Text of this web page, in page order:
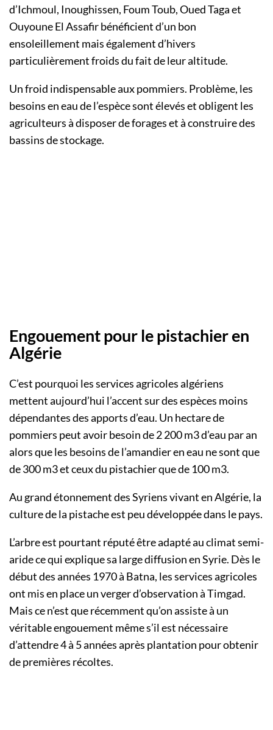
d’Ichmoul, Inoughissen, Foum Toub, Oued Taga et
Ouyoune El Assafir bénéficient d’un bon
ensoleillement mais également d’hivers
particulièrement froids du fait de leur altitude.
Un froid indispensable aux pommiers. Problème, les
besoins en eau de l’espèce sont élevés et obligent les
agriculteurs à disposer de forages et à construire des
bassins de stockage.
Engouement pour le pistachier en
Algérie
C’est pourquoi les services agricoles algériens
mettent aujourd’hui l’accent sur des espèces moins
dépendantes des apports d’eau. Un hectare de
pommiers peut avoir besoin de 2 200 m3 d’eau par an
alors que les besoins de l’amandier en eau ne sont que
de 300 m3 et ceux du pistachier que de 100 m3.
Au grand étonnement des Syriens vivant en Algérie, la
culture de la pistache est peu développée dans le pays.
L’arbre est pourtant réputé être adapté au climat semi-
aride ce qui explique sa large diffusion en Syrie. Dès le
début des années 1970 à Batna, les services agricoles
ont mis en place un verger d’observation à Timgad.
Mais ce n’est que récemment qu’on assiste à un
véritable engouement même s’il est nécessaire
d’attendre 4 à 5 années après plantation pour obtenir
de premières récoltes.